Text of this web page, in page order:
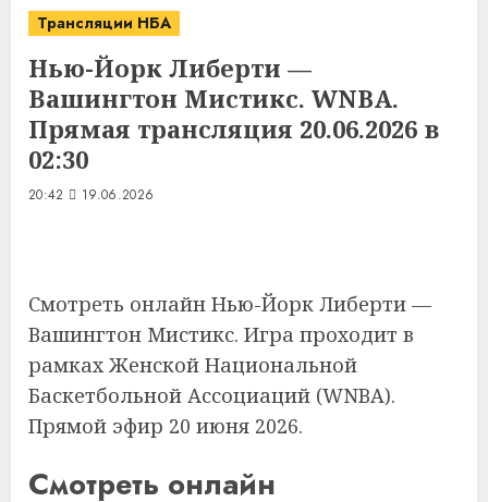
Трансляции НБА
Нью-Йорк Либерти —
Вашингтон Мистикс. WNBA.
Прямая трансляция 20.06.2026 в
02:30
20:42 19.06.2026
Смотреть онлайн Нью-Йорк Либерти —
Вашингтон Мистикс. Игра проходит в
рамках Женской Национальной
Баскетбольной Ассоциаций (WNBA).
Прямой эфир 20 июня 2026.
Смотреть онлайн